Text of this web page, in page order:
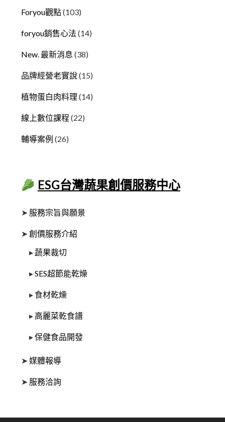
Foryou觀點(103)
foryou銷售心法 (14)
New. 最新消息 (38)
品牌經營老實說(15)
植物蛋白肉料理 (14)
線上數位課程 (22)
輔導案例 (26)
ESG台灣蔬果創價服務中心
➤ 服務宗旨與願景
➤創價服務介紹
▸ 蔬果裁切
▸SES超節能乾燥
▸ 食材乾燥
▸ 高麗菜乾食譜
▸保健食品開發
➤媒體報導
➤ 服務洽詢